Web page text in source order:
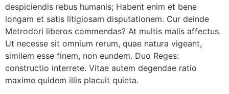
despiciendis rebus humanis; Habent enim et bene
longam et satis litigiosam disputationem. Cur deinde
Metrodori liberos commendas? At multis malis affectus.
Ut necesse sit omnium rerum, quae natura vigeant,
similem esse finem, non eundem. Duo Reges:
constructio interrete. Vitae autem degendae ratio
maxime quidem illis placuit quieta.